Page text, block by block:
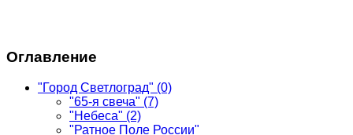
Оглавление
"Город Светлоград" (0)
"65-я свеча" (7)
"Небеса" (2)
"Ратное Поле России"